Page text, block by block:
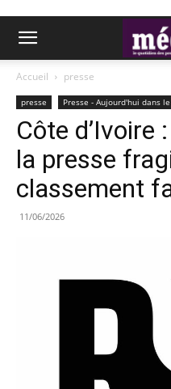
Accueil presse
presse Presse - Aujourd'hui dans
Côte d’Ivoire
la presse
classement
11/06/2026